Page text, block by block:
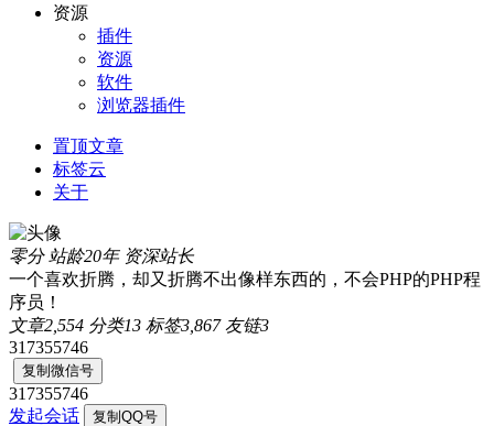
资源
插件
资源
软件
浏览器插件
置顶文章
标签云
关于
零分 站龄20年 资深站长
一个喜欢折腾，却又折腾不出像样东西的，不会PHP的PHP程
序员！
文章2,554 分类13 标签3,867 友链3
317355746
复制微信号
317355746
发起会话
复制QQ号